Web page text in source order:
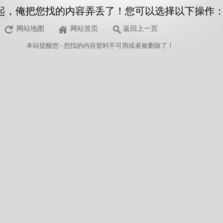
，俺把您找的内容弄丢了！您可以选择以下操作
网站地图 网站首页 返回上一页
本站提醒您 - 您找的内容暂时不可用或者被删除了！